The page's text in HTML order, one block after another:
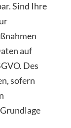
Sind Ihre
auf
Des
sofern